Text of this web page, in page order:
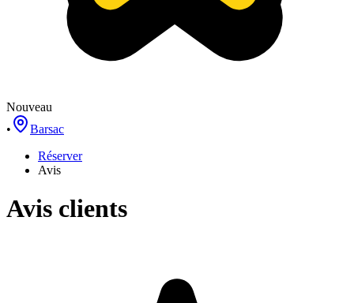
Nouveau
•
Barsac
Réserver
Avis
Avis clients